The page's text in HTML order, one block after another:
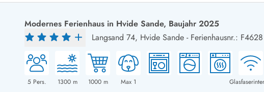
Last Minute
Last Minute
Neu bei uns!
Neue Ferienhäuser bei ESMARKFerienhäuser mit Pool Ferienhäuser mit Hund
Neurenovierte Ferienhäuser
Ferienhäuser mit Endreinigung inklusive
Ferienhäuser dicht am Strand
Ferienhäuser mit
Ferienhäuser für
Ferienhäuser mit
Modernes Ferienhaus in Hvide Sande, Baujahr 2025
Langsand 74, Hvide Sande - Ferienhausnr.: F4628
5Pers. 1300m 1000m Max 1